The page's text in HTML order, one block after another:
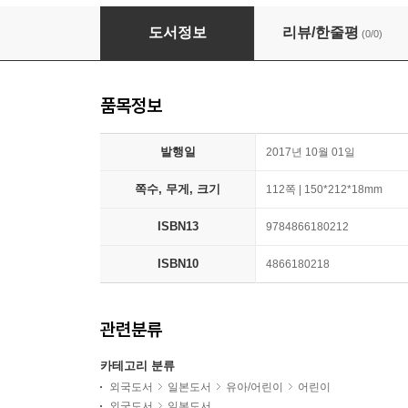
たぬきのたまご 內田麟太郞.詩集
도서정보 리뷰/한줄평 (0/0)
품목정보
발행일 2017년 10월 01일
쪽수, 무게, 크기 112쪽 | 150*212*18mm
ISBN13 9784866180212
ISBN10 4866180218
관련분류
카테고리 분류
외국도서 일본도서 유아/어린이
어린이